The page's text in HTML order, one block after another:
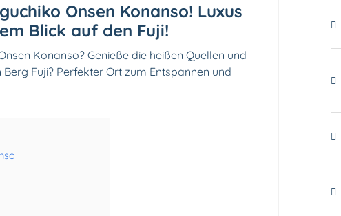
Onsen Konanso! Luxus
Blick auf den Fuji!
Konanso? Genieße die heißen Quellen und
Fuji? Perfekter Ort zum Entspannen und